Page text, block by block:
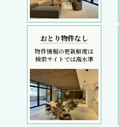
おとり物件なし
物件情報の更新鮮度は
検索サイトでは高水準